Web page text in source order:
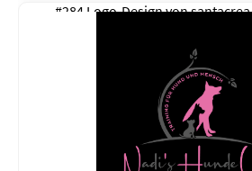
#284 Logo-Design vonsantacrea